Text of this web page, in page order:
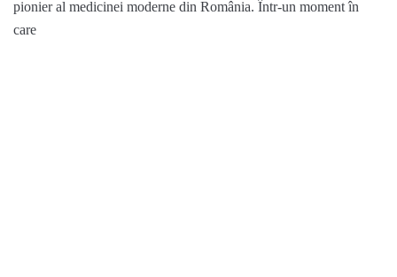
pionier al medicinei moderne din România. Într-un moment în
care